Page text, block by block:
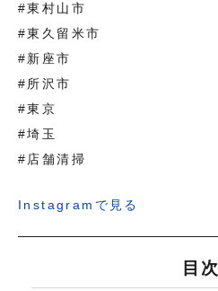
#東村山市
#東久留米市
#新座市
#所沢市
#東京
#埼玉
#店舗清掃
Instagramで見る
目次